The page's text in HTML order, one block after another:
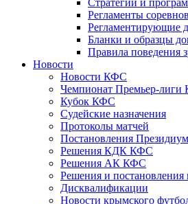
Стратегии и
Регламенты
Регламентирующие
Бланки и образцы
Правила поведения
Новости
Новости КФС
Чемпионат Премьер-
Кубок КФС
Судейские назначения
Протоколы матчей
Постановления
Решения КДК КФС
Решения АК КФС
Решения и постановления
Дисквалификации
Новости крымского